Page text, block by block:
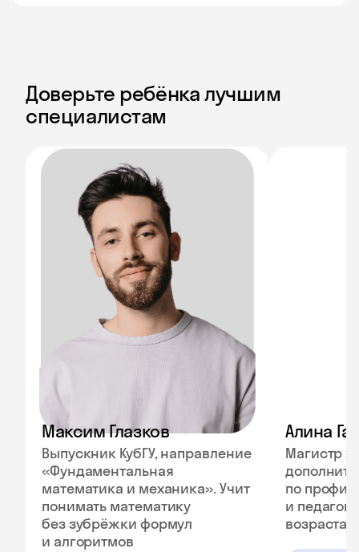
Доверьте ребёнка лучшим
специалистам
Максим Глазков
Выпускник КубГУ, направление
«Фундаментальная
математика и механика». Учит
понимать математику
без зубрёжки формул
и алгоритмов
Алина
Магистр
по
и
возраста»